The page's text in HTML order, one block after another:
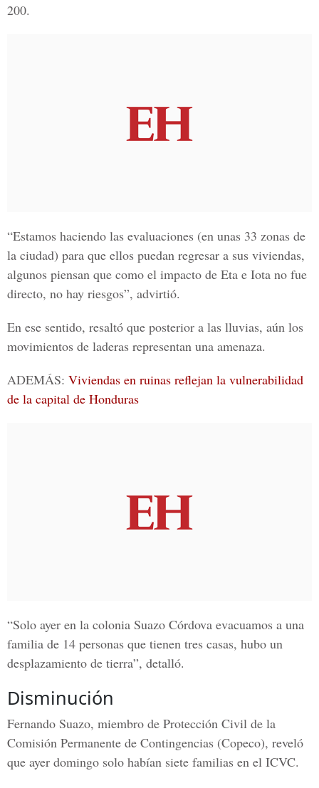
200.
“Estamos haciendo las evaluaciones (en unas 33 zonas de
la ciudad) para que ellos puedan regresar a sus viviendas,
algunos piensan que como el impacto de Eta e Iota no fue
directo, no hay riesgos”, advirtió.
En ese sentido, resaltó que posterior a las lluvias, aún los
movimientos de laderas representan una amenaza.
ADEMÁS: Viviendas en ruinas reflejan la vulnerabilidad
de la capital de Honduras
“Solo ayer en la colonia Suazo Córdova evacuamos a una
familia de 14 personas que tienen tres casas, hubo un
desplazamiento de tierra”, detalló.
Disminución
Fernando Suazo, miembro de Protección Civil de la
Comisión Permanente de Contingencias (Copeco), reveló
que ayer domingo solo habían siete familias en el ICVC.